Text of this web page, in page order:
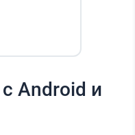
Android и